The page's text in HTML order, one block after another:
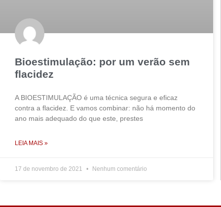
Bioestimulação: por um verão sem
flacidez
A BIOESTIMULAÇÃO é uma técnica segura e eficaz
contra a flacidez. E vamos combinar: não há momento do
ano mais adequado do que este, prestes
LEIA MAIS »
17 de novembro de 2021 Nenhum comentário